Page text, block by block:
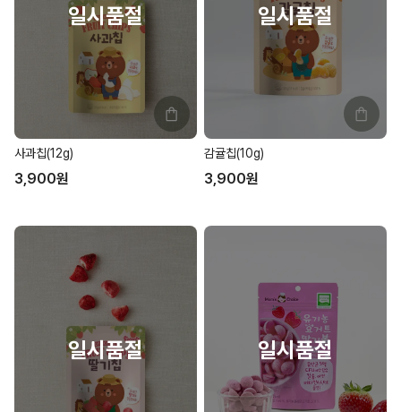
사과칩(12g)
3,900원
감귤칩(10g)
3,900원